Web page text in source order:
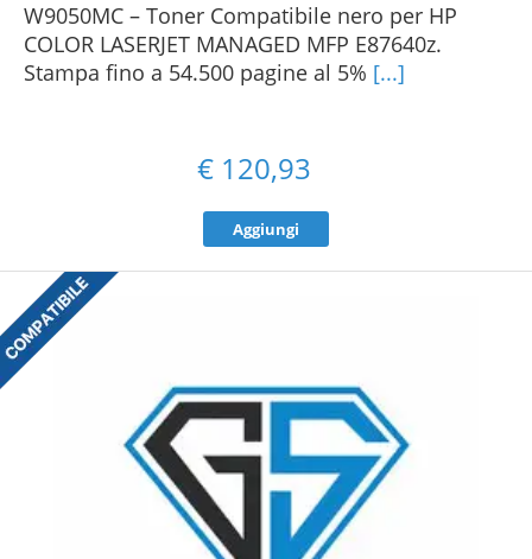
W9050MC – Toner Compatibile nero per HP
COLOR LASERJET MANAGED MFP E87640z.
Stampa fino a 54.500 pagine al 5% [...]
€ 120,93
Aggiungi